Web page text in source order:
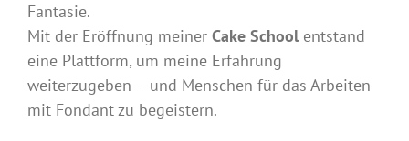
Fantasie.
Mit der Eröffnung meiner Cake Schoolentstand
eine Plattform, um meine Erfahrung
weiterzugeben – und Menschen für das Arbeiten
mit Fondant zu begeistern.